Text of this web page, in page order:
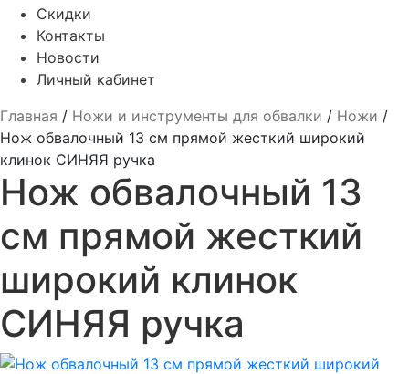
Скидки
Контакты
Новости
Личный кабинет
Главная / Ножи и инструменты для обвалки / Ножи /
Нож обвалочный 13 см прямой жесткий широкий
клинок СИНЯЯ ручка
Нож обвалочный 13
см прямой жесткий
широкий клинок
СИНЯЯ ручка